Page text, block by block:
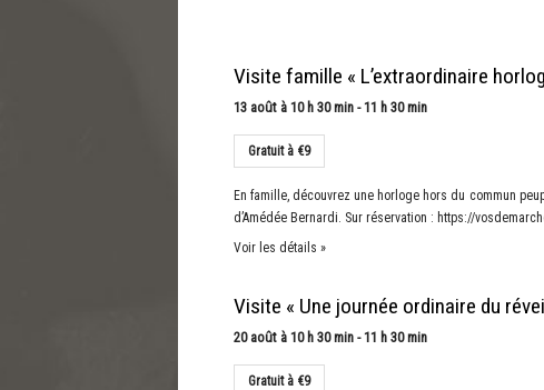
Visite famille « L’extraordinaire
13 août à 10 h 30 min -11 h 30 min
Gratuit à €9
En famille, découvrez une horloge hors du commun
d’Amédée Bernardi. Sur réservation : https://
Voir les détails »
Visite « Une journée ordinaire du
20 août à 10 h 30 min -11 h 30 min
Gratuit à €9